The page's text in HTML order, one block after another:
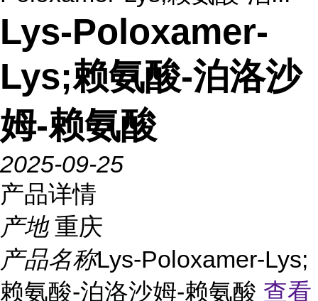
Lys-Poloxamer-
Lys;赖氨酸-泊洛沙
姆-赖氨酸
2025-09-25
产品详情
产地 重庆
产品名称Lys-Poloxamer-Lys;
赖氨酸-泊洛沙姆-赖氨酸 查看